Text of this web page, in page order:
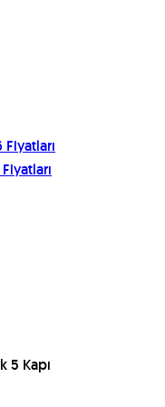
Fiyatları
Fiyatları
5 Kapı